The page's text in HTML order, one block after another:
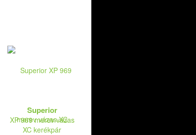
Superior
XP 969 merev vázas
XC kerékpár